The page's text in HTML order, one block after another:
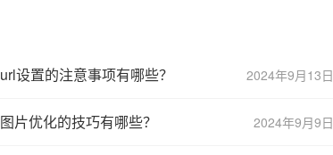
2024年9月13日
url设置的注意事项有哪些？
2024年9月9日
图片优化的技巧有哪些？